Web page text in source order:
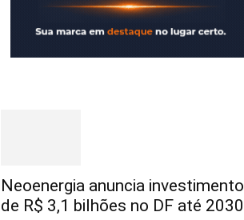
Neoenergia anuncia investimento
de R$ 3,1 bilhões no DF até 2030